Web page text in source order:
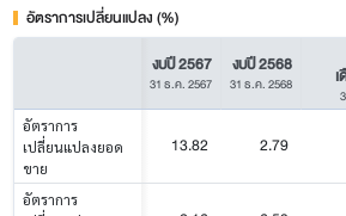
อัตราการเปลี่ยนแปลง (%)
งบปี 2567
31 ธ.ค. 2567
งบปี 2568
31 ธ.ค. 2568
อัตราการ
เปลี่ยนแปลงยอด
ขาย
13.82 2.79
อัตราการ